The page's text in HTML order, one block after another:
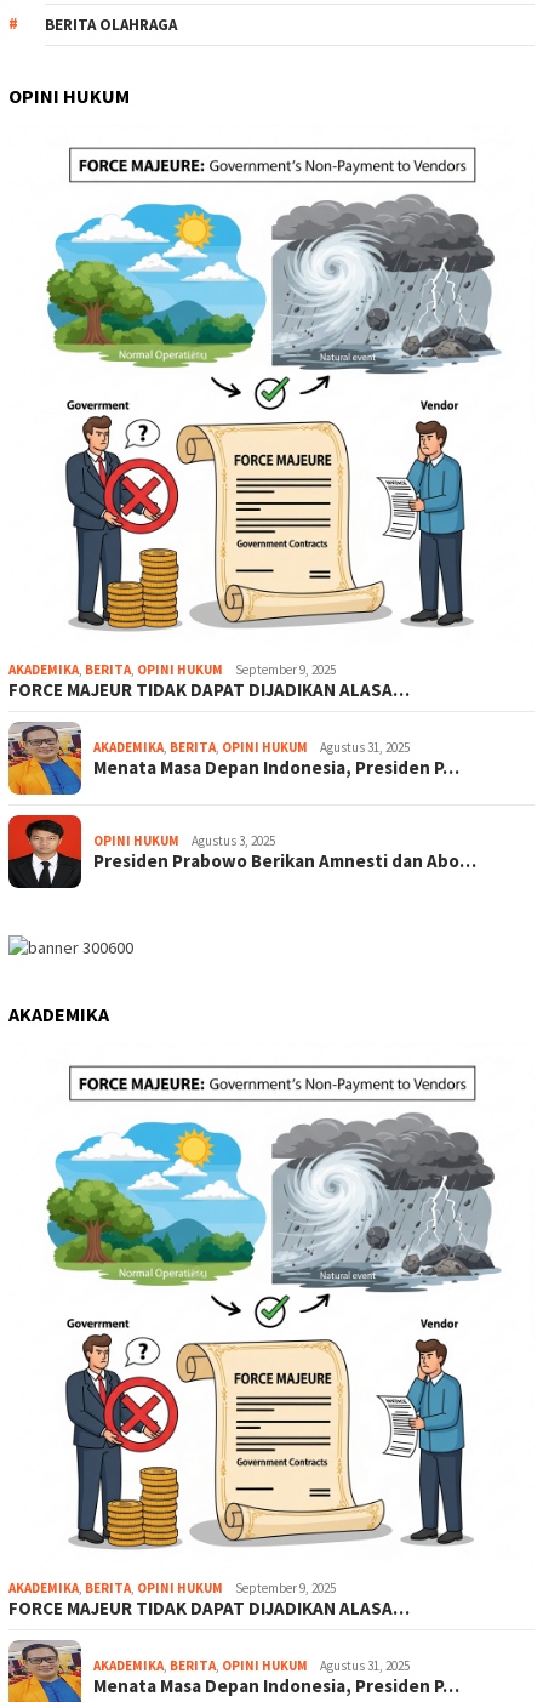
BERITA OLAHRAGA
OPINI HUKUM
AKADEMIKA, BERITA, OPINI HUKUM September 9, 2025
FORCE MAJEUR TIDAK DAPAT DIJADIKAN ALASA…
AKADEMIKA, BERITA, OPINI HUKUM Agustus 31, 2025
Menata Masa Depan Indonesia, Presiden P…
OPINI HUKUM Agustus 3, 2025
Presiden Prabowo Berikan Amnesti dan Abo…
AKADEMIKA
AKADEMIKA BERITA OPINI HUKUM September 9, 2025
FORCE MAJEUR TIDAK DAPAT DIJADIKAN ALASA…
AKADEMIKA BERITA OPINI HUKUM Agustus 31, 2025
Menata Masa Depan Indonesia, Presiden P…